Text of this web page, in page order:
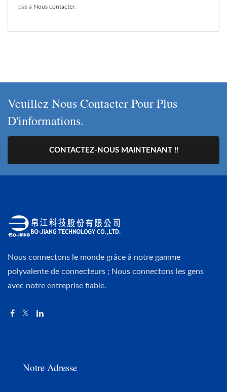
pas à Nous contacter.
Veuillez Nous Contacter Pour Plus
D'informations.
CONTACTEZ-NOUS MAINTENANT !!
Nous connectons le monde grâce à notre gamme
polyvalente de connecteurs ; Nous connectons les gens
avec notre entreprise fiable.
Notre Adresse